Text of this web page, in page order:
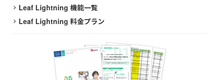
Leaf Lightning 機能一覧
Leaf Lightning 料金プラン